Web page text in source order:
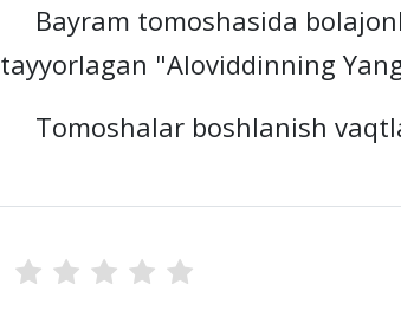
Bayram tomoshasida
tayyorlagan "Aloviddinning
Tomoshalar boshlanish